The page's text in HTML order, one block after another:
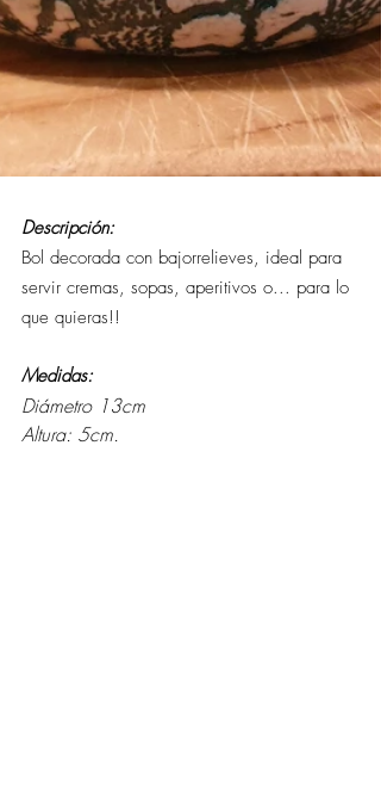
Descripción:
Bol decorada con bajorrelieves, ideal para
servir cremas, sopas, aperitivos o... para lo
que quieras!!
Medidas:
Diámetro 13cm
Altura: 5cm.